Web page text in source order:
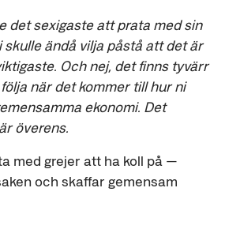
det sexigaste att prata med sin
skulle ändå vilja påstå att det är
Och nej, det finns tyvärr
när det kommer till hur ni
ekonomi. Det
överens.
med grejer att ha koll på —
och skaffar gemensam